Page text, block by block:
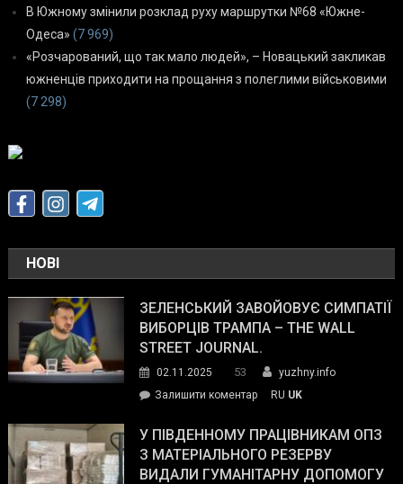
В Южному змінили розклад руху маршрутки №68 «Южне-
Одеса» (7 969)
«Розчарований, що так мало людей», – Новацький закликав
южненців приходити на прощання з полеглими військовими
(7 298)
НОВІ
ЗЕЛЕНСЬКИЙ ЗАВОЙОВУЄ СИМПАТІЇ
ВИБОРЦІВ ТРАМПА – THE WALL
STREET JOURNAL.
02.11.2025 53
yuzhny.info
Залишити коментарon
завойовує
симпатії
виборців
RU UK
У ПІВДЕННОМУ ПРАЦІВНИКАМ ОПЗ
З МАТЕРІАЛЬНОГО РЕЗЕРВУ
ВИДАЛИ ГУМАНІТАРНУ ДОПОМОГУ